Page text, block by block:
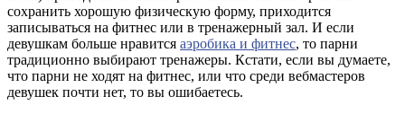
сохранить хорошую физическую форму, приходится
записываться на фитнес или в тренажерный зал. И если
девушкам больше нравится аэробика и фитнес, то парни
традиционно выбирают тренажеры. Кстати, если вы думаете,
что парни не ходят на фитнес, или что среди вебмастеров
девушек почти нет, то вы ошибаетесь.